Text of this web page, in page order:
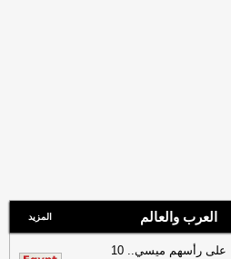
08:52
قائمة الأمراض الحرجة المحظور
على أصحابها التقديم للحج بالموسم الجديد
اليوم السابع
العرب والعالم المزيد
على رأسهم ميسي.. 10